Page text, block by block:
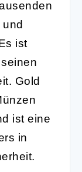
und
ist
Gold
ist eine
in